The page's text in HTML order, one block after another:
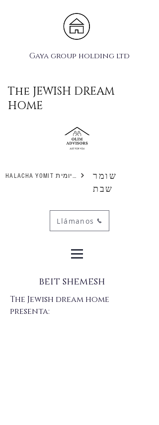
Gaya group holding ltd
The JEWISH DREAM
HOME
HALACHA YOMIT הלכה יומית
שומר
שבת
Llámanos
beit shemesh
The Jewish dream home
presenta: